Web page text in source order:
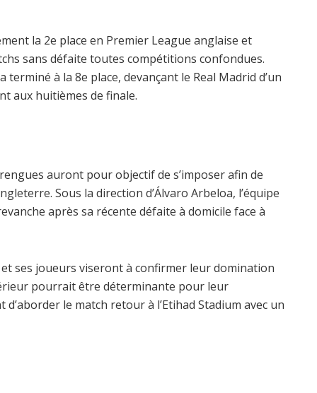
la 2e place en Premier League anglaise et
sans défaite toutes compétitions confondues.
à la 8e place, devançant le Real Madrid d’un
aux huitièmes de finale.
auront pour objectif de s’imposer afin de
Sous la direction d’Álvaro Arbeloa, l’équipe
après sa récente défaite à domicile face à
ses joueurs viseront à confirmer leur domination
pourrait être déterminante pour leur
le match retour à l’Etihad Stadium avec un